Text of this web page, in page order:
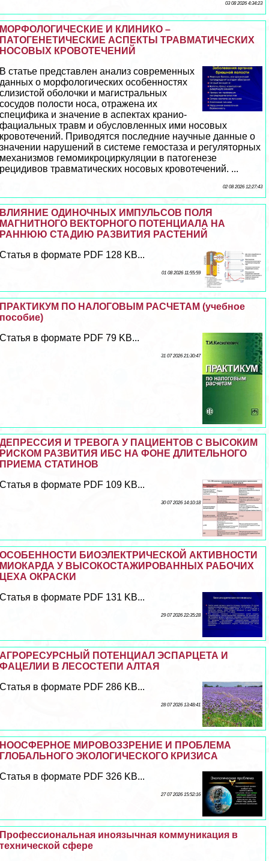
03 08 2026 4:34:23
МОРФОЛОГИЧЕСКИЕ И КЛИНИКО –
ПАТОГЕНЕТИЧЕСКИЕ АСПЕКТЫ ТРАВМАТИЧЕСКИХ
НОСОВЫХ КРОВОТЕЧЕНИЙ
В статье представлен анализ современных
данных о морфологических особенностях
слизистой оболочки и магистральных
сосудов полости носа, отражена их
специфика и значение в аспектах кранио-
фациальных травм и обусловленных ими носовых
кровотечений. Приводятся последние научные данные о
значении нарушений в системе гемостаза и регуляторных
механизмов гемомикроциркуляции в патогенезе
рецидивов травматических носовых кровотечений. ...
02 08 2026 12:27:43
ВЛИЯНИЕ ОДИНОЧНЫХ ИМПУЛЬСОВ ПОЛЯ
МАГНИТНОГО ВЕКТОРНОГО ПОТЕНЦИАЛА НА
РАННЮЮ СТАДИЮ РАЗВИТИЯ РАСТЕНИЙ
Статья в формате PDF 128 KB...
01 08 2026 11:55:59
ПРАКТИКУМ ПО НАЛОГОВЫМ РАСЧЕТАМ (учебное
пособие)
Статья в формате PDF 79 KB...
31 07 2026 21:30:47
ДЕПРЕССИЯ И ТРЕВОГА У ПАЦИЕНТОВ С ВЫСОКИМ
РИСКОМ РАЗВИТИЯ ИБС НА ФОНЕ ДЛИТЕЛЬНОГО
ПРИЕМА СТАТИНОВ
Статья в формате PDF 109 KB...
30 07 2026 14:10:18
ОСОБЕННОСТИ БИОЭЛЕКТРИЧЕСКОЙ АКТИВНОСТИ
МИОКАРДА У ВЫСОКОСТАЖИРОВАННЫХ РАБОЧИХ
ЦЕХА ОКРАСКИ
Статья в формате PDF 131 KB...
29 07 2026 22:35:28
АГРОРЕСУРСНЫЙ ПОТЕНЦИАЛ ЭСПАРЦЕТА И
ФАЦЕЛИИ В ЛЕСОСТЕПИ АЛТАЯ
Статья в формате PDF 286 KB...
28 07 2026 13:48:41
НООСФЕРНОЕ МИРОВОЗЗРЕНИЕ И ПРОБЛЕМА
ГЛОБАЛЬНОГО ЭКОЛОГИЧЕСКОГО КРИЗИСА
Статья в формате PDF 326 KB...
27 07 2026 15:52:16
Профессиональная иноязычная коммуникация в
технической сфере